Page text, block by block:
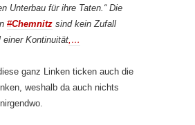
Unterbau für ihre Taten.“ Die
#Chemnitz sind kein Zufall
einer Kontinuität ,…
ganz Linken ticken auch die
weshalb da auch nichts